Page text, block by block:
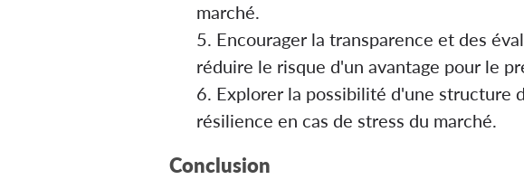
marché.
Encourager la transparence et des
réduire le risque d'un avantage pour le
Explorer la possibilité d'une structure
résilience en cas de stress du marché.
Conclusion